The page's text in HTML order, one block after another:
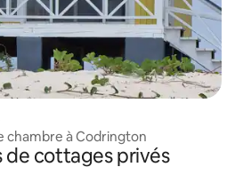
chambre à Codrington
de cottages privés